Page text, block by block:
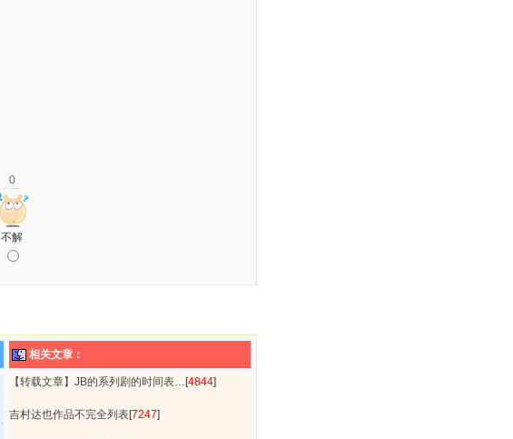
0
不解
相关文章：
【转载文章】JB的系列剧的时间表… [4844]
吉村达也作品不完全列表[7247]